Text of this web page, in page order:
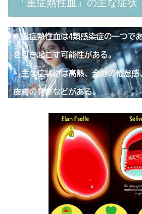
「重症熱性血」の主な症状